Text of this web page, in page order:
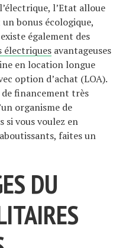
l’Etat alloue
bonus écologique,
également des
électriques avantageuses
en location longue
option d’achat (LOA).
de financement très
organisme de
si vous voulez en
faites un
DU